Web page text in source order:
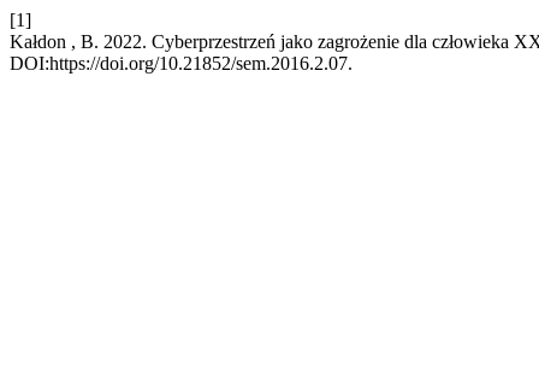
[1]
Kałdon , B. 2022. Cyberprzestrzeń jako zagrożenie dla człowieka
DOI:https://doi.org/10.21852/sem.2016.2.07.